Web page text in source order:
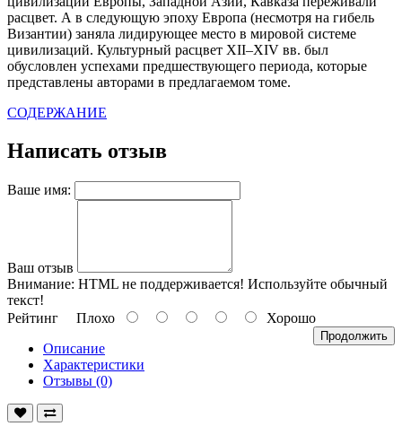
расцвет. А в следующую эпоху Европа (несмотря на гибель
Византии) заняла лидирующее место в мировой системе
цивилизаций. Культурный расцвет XII–XIV вв. был
обусловлен успехами предшествующего периода, которые
представлены авторами в предлагаемом томе.
СОДЕРЖАНИЕ
Написать отзыв
Ваше имя:
Ваш отзыв
Внимание: HTML не поддерживается! Используйте обычный
текст!
Рейтинг Плохо Хорошо
Продолжить
Описание
Характеристики
Отзывы (0)